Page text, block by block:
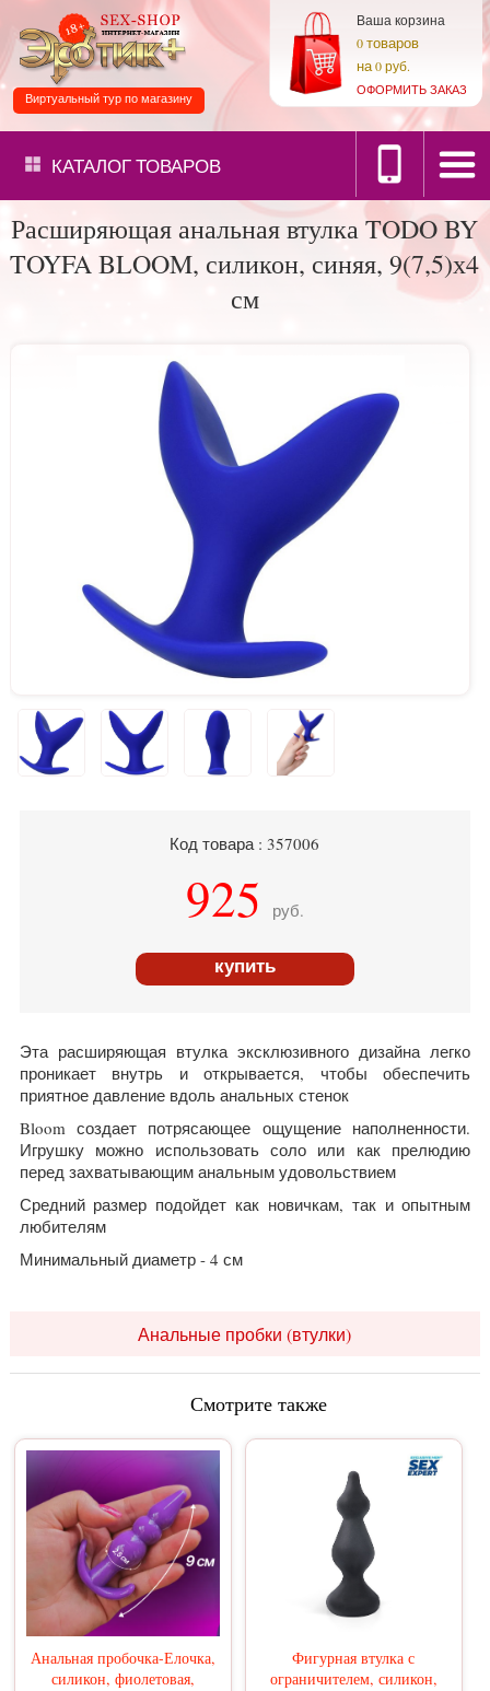
Ваша корзина
0товаров
на0 руб.
ОФОРМИТЬ ЗАКАЗ
Виртуальный тур по магазину
КАТАЛОГТОВАРОВ
Расширяющая анальная втулка TODO BY
TOYFA BLOOM, силикон, синяя, 9(7,5)х4
см
Код товара : 357006
925 руб.
купить
Эта расширяющая втулка эксклюзивного дизайна легко
проникает внутрь и открывается, чтобы обеспечить
приятное давление вдоль анальных стенок
Bloom создает потрясающее ощущение наполненности.
Игрушку можно использовать соло или как прелюдию
перед захватывающим анальным удовольствием
Средний размер подойдет как новичкам, так и опытным
любителям
Минимальный диаметр - 4 см
Анальные пробки (втулки)
Смотрите также
Анальная пробочка-Елочка,
силикон, фиолетовая,
Фигурная втулка с
ограничителем, силикон,